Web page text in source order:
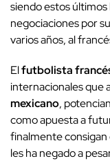
siendo estos
negociaciones por
varios años, al
Elfutbolista
internacionales que
mexicano,
como apuesta a
finalmente consigan
les ha negado a